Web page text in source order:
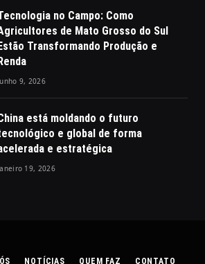
no Campo: Como
de Mato Grosso do Sul
Transformando Produção e
9, 2026
está moldando o futuro
e global de forma
e estratégica
19, 2026
NOTÍCIAS QUEM FAZ CONTATO